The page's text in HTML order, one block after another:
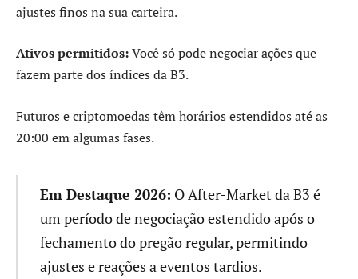
ajustes finos na sua carteira.
Ativos permitidos:Você só pode negociar ações que
fazem parte dos índices da B3.
Futuros e criptomoedas têm horários estendidos até as
20:00 em algumas fases.
Em Destaque 2026: O After-Market da B3 é
um período de negociação estendido após o
fechamento do pregão regular, permitindo
ajustes e reações a eventos tardios.